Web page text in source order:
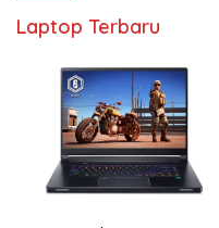
Laptop Terbaru